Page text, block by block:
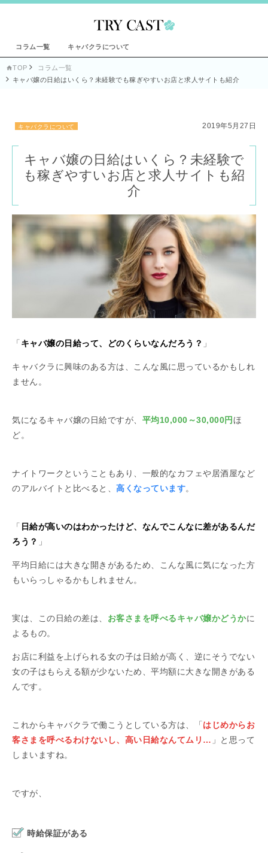
コラム一覧 キャバクラについて
TOP
コラム一覧
キャバ嬢の日給はいくら？未経験でも稼ぎやすいお店と求人サイトも紹介
キャバクラについて 2019年5月27日
キャバ嬢の日給はいくら？未経験で
も稼ぎやすいお店と求人サイトも紹
介
「 キャバ嬢の日給って、どのくらいなんだろう？ 」
キャバクラに興味のある方は、こんな風に思っているかもしれ
ません。
気になるキャバ嬢の日給ですが、 平均10,000～30,000円ほ
ど。
ナイトワークということもあり、一般的なカフェや居酒屋など
のアルバイトと比べると、 高くなっています。
「 日給が高いのはわかったけど、なんでこんなに差があるんだ
ろう？ 」
平均日給には大きな開きがあるため、こんな風に気になった方
もいらっしゃるかもしれません。
実は、この日給の差は、 お客さまを呼べるキャバ嬢かどうかに
よるもの。
お店に利益を上げられる女の子は日給が高く、逆にそうでない
女の子はもらえる額が少ないため、平均額に大きな開きがある
んです。
これからキャバクラで働こうとしている方は、「 はじめからお
客さまを呼べるわけないし、高い日給なんてムリ… 」と思って
しまいますね。
ですが、
時給保証がある